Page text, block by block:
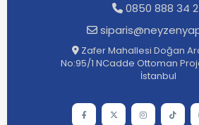
0850 888 34
Zafer Mahallesi Doğan
No:95/1 NCadde Ottoman
İstanbul